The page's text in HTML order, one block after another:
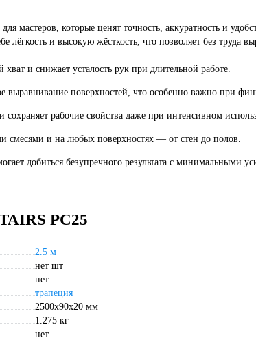
мастеров, которые ценят точность, аккуратность и
и высокую жёсткость, что позволяет без труда
и снижает усталость рук при длительной работе.
выравнивание поверхностей, что особенно важно при
рабочие свойства даже при интенсивном
смесями и на любых поверхностях — от стен до полов.
добиться безупречного результата с минимальными
РС25
2.5 м
нет шт
нет
трапеция
2500х90х20 мм
1.275 кг
нет